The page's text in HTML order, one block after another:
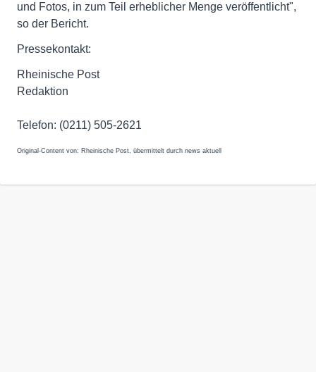
und Fotos, in zum Teil erheblicher Menge veröffentlicht",
so der Bericht.
Pressekontakt:
Rheinische Post
Redaktion
Telefon: (0211) 505-2621
Original-Content von: Rheinische Post, übermittelt durch news aktuell